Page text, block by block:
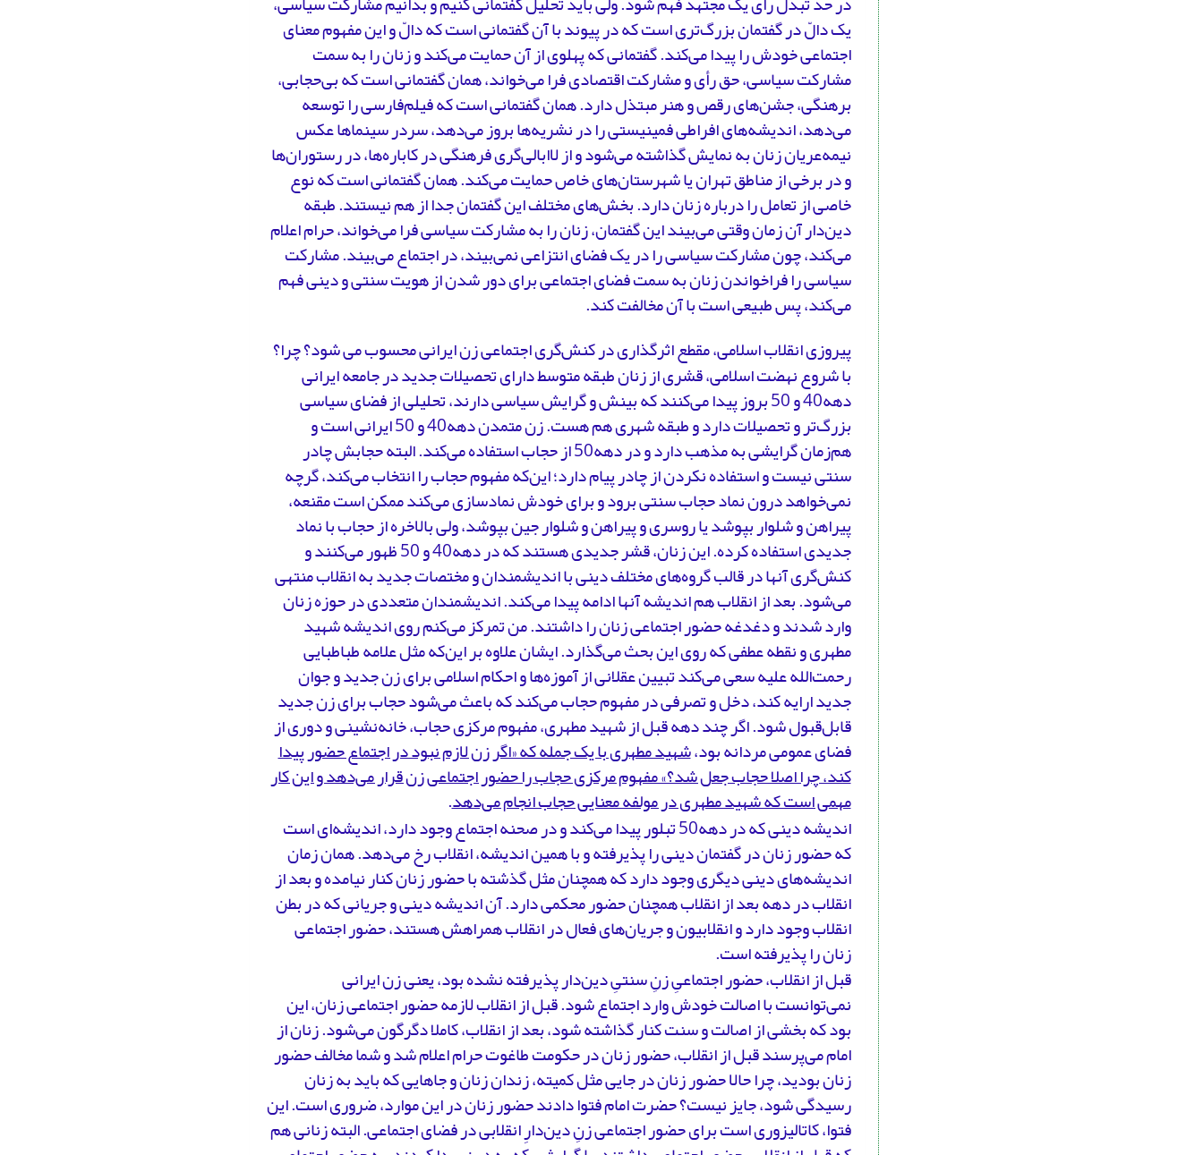
یک دالّ در گفتمان بزرگ‌تری است که در پیوند با آن گفتمانی است که دالّ و این مفهوم معنای
اجتماعی خودش را پیدا می‌کند. گفتمانی که پهلوی از آن حمایت می‌کند و زنان را به سمت
مشارکت سیاسی، حق رأی و مشارکت اقتصادی فرا می‌خواند، همان گفتمانی است که بی‌حجابی،
برهنگی، جشن‌های رقص و هنر مبتذل دارد. همان گفتمانی است که فیلم‌فارسی را توسعه
می‌دهد، اندیشه‌های افراطی فمینیستی را در نشریه‌ها بروز می‌دهد، سردر سینماها عکس
نیمه‌عریان زنان به نمایش گذاشته می‌شود و از لاابالی‌گری فرهنگی در کاباره‌ها، در رستوران‌ها
و در برخی از مناطق تهران یا شهرستان‌های خاص حمایت می‌کند. همان گفتمانی است که نوع
خاصی از تعامل را درباره زنان دارد. بخش‌های مختلف این گفتمان جدا از هم نیستند. طبقه
دین‌دار آن زمان وقتی می‌بیند این گفتمان، زنان را به مشارکت سیاسی فرا می‌خواند، حرام اعلام
می‌کند، چون مشارکت سیاسی را در یک فضای انتزاعی نمی‌بیند، در اجتماع می‌بیند. مشارکت
سیاسی را فراخواندن زنان به سمت فضای اجتماعی برای دور شدن از هویت سنتی و دینی فهم
می‌کند، پس طبیعی است با آن مخالفت ‌کند.
پیروزی انقلاب اسلامی، مقطع اثرگذاری در کنش‌گری اجتماعی زن ایرانی محسوب می شود؟ چرا؟
با شروع نهضت اسلامی، قشری از زنان طبقه متوسط دارای تحصیلات جدید در جامعه ایرانی
دهه40 و 50 بروز پیدا می‌کنند که بینش و گرایش سیاسی دارند، تحلیلی از فضای سیاسی
بزرگ‌تر و تحصیلات دارد و طبقه شهری هم هست. زن متمدن دهه40 و 50 ایرانی است و
هم‌زمان گرایشی به مذهب دارد و در دهه50 از حجاب استفاده می‌کند. البته حجابش چادر
سنتی نیست و استفاده نکردن از چادر پیام دارد؛ این‌که مفهوم حجاب را انتخاب می‌کند، گرچه
نمی‌خواهد درون نماد حجاب سنتی برود و برای خودش نمادسازی می‌کند ممکن است مقنعه،
پیراهن و شلوار بپوشد یا روسری و پیراهن و شلوار جین بپوشد، ولی بالاخره از حجاب با نماد
جدیدی استفاده کرده. این زنان، قشر جدیدی هستند که در دهه40 و 50 ظهور می‌کنند و
کنش‌گری آنها در قالب گروه‌های مختلف دینی با اندیشمندان و مختصات جدید به انقلاب منتهی
می‌شود. بعد از انقلاب هم اندیشه‌ آنها ادامه پیدا می‌کند. اندیشمندان متعددی در حوزه زنان
وارد شدند و دغدغه حضور اجتماعی زنان را داشتند. من تمرکز می‌کنم روی اندیشه شهید
مطهری و نقطه عطفی که روی این بحث می‌گذارد. ایشان علاوه بر این‌که مثل علامه طباطبایی
رحمت‌الله علیه سعی می‌کند تبیین عقلانی از آموزه‌ها و احکام اسلامی برای زن جدید و جوان
جدید ارایه کند، دخل و تصرفی در مفهوم حجاب می‌کند که باعث می‌شود حجاب برای زن جدید
قابل‌قبول شود. اگر چند دهه قبل از شهید مطهری، مفهوم مرکزی حجاب، خانه‌نشینی و دوری از
فضای عمومی مردانه بود،شهید مطهری با یک جمله که «اگر زن لازم نبود در اجتماع حضور پیدا
کند، چرا اصلا حجاب جعل شد؟» مفهوم مرکزی حجاب را حضور اجتماعی زن قرار می‌دهد و این کار
مهمی است که شهید مطهری در مولفه معنایی حجاب انجام می‌دهد.
اندیشه دینی که در دهه50 تبلور پیدا می‌کند و در صحنه اجتماع وجود دارد، اندیشه‌ای است
که حضور زنان در گفتمان دینی را پذیرفته و با همین اندیشه، انقلاب رخ می‌دهد. همان زمان
اندیشه‌های دینی دیگری وجود دارد که همچنان مثل گذشته با حضور زنان کنار نیامده و بعد از
انقلاب در دهه بعد از انقلاب همچنان حضور محکمی دارد. آن اندیشه دینی و جریانی که در بطن
انقلاب وجود دارد و انقلابیون و جریان‌های فعال در انقلاب همراهش هستند، حضور اجتماعی
زنان را پذیرفته است.
قبل از انقلاب، حضور اجتماعیِ زنِ سنتیِ دین‌دار پذیرفته نشده بود، یعنی زن ایرانی
نمی‌توانست با اصالت خودش وارد اجتماع ‌شود. قبل از انقلاب لازمه حضور اجتماعی زنان، این
بود که بخشی از اصالت و سنت کنار گذاشته شود، بعد از انقلاب، کاملا دگرگون می‌شود. زنان از
امام می‌پرسند قبل از انقلاب، حضور زنان در حکومت طاغوت حرام اعلام شد و شما مخالف حضور
زنان بودید، چرا حالا حضور زنان در جایی مثل کمیته، زندان زنان و جاهایی که باید به زنان
رسیدگی شود، جایز نیست؟ حضرت امام فتوا دادند حضور زنان در این موارد، ضروری است. این
فتوا، کاتالیزوری است برای حضور اجتماعی زنِ دین‌دارِ انقلابی در فضای اجتماعی. البته زنانی هم